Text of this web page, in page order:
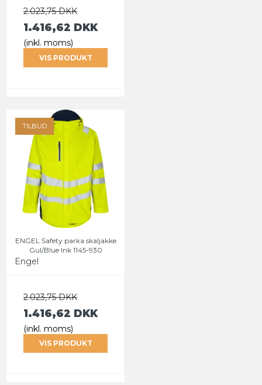
2.023,75 DKK
1.416,62 DKK
(inkl. moms)
VIS PRODUKT
TILBUD
ENGEL Safety parka skaljakke
Gul/Blue Ink 1145-930
Engel
2.023,75 DKK
1.416,62 DKK
(inkl. moms)
VIS PRODUKT